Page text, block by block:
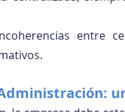
entre